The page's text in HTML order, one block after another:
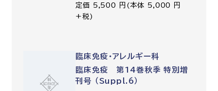
定価 5,500 円(本体 5,000 円
+税)
臨床免疫・アレルギー科
臨床免疫 第14巻秋季 特別増
刊号 （Suppl.6）